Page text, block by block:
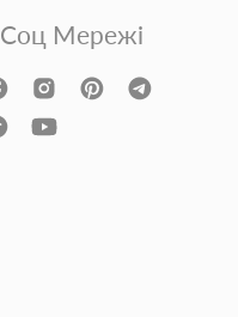
Соц Мережі